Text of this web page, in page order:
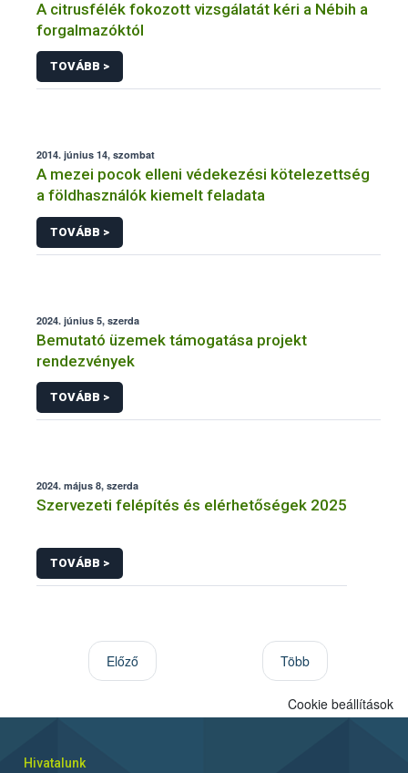
A citrusfélék fokozott vizsgálatát kéri a Nébih a
forgalmazóktól
TOVÁBB >
2014. június 14, szombat
A mezei pocok elleni védekezési kötelezettség
a földhasználók kiemelt feladata
TOVÁBB >
2024. június 5, szerda
Bemutató üzemek támogatása projekt
rendezvények
TOVÁBB >
2024. május 8, szerda
Szervezeti felépítés és elérhetőségek 2025
TOVÁBB >
Előző Több
Cookie beállítások
Hivatalunk